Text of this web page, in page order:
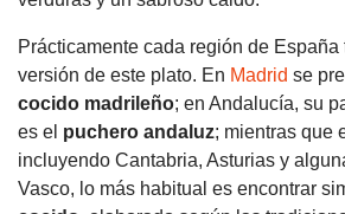
Prácticamente cada región de España
versión de este plato. En Madrid se
cocido madrileño; en Andalucía, su
es el puchero andaluz; mientras que
incluyendo Cantabria, Asturias y
Vasco, lo más habitual es encontrar